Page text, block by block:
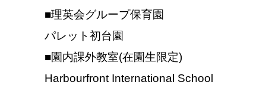
■理英会グループ保育園
パレット初台園
■園内課外教室(在園生限定)
Harbourfront International School